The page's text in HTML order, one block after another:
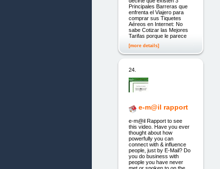
Principales Barreras que
enfrenta el Viajero para
comprar sus Tiquetes
Aéreos en Internet: No
sabe Cotizar las Mejores
Tarifas porque le parece
[more details]
24.
e-m@il rapport
e-m@il Rapport to see
this video. Have you ever
thought about how
powerfully you can
connect with & influence
people, just by E-Mail? Do
you do business with
people you have never
met or spoken to on the